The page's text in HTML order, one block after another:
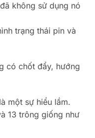
không sử dụng nó
trạng thái pin và
có chốt đẩy, hướng
một sự hiểu lầm.
13 trông giống như